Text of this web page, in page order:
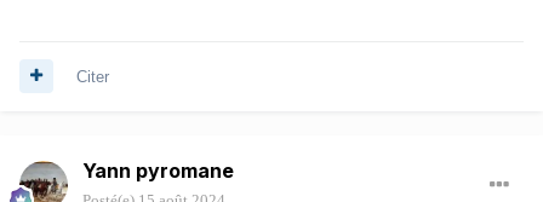
Citer
Yann pyromane